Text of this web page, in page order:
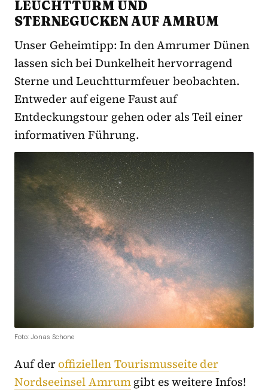
LEUCHTTÜRM UND
STERNEGUCKEN AUF AMRUM
Unser Geheimtipp: In den Amrumer Dünen
lassen sich bei Dunkelheit hervorragend
Sterne und Leuchtturmfeuer beobachten.
Entweder auf eigene Faust auf
Entdeckungstour gehen oder als Teil einer
informativen Führung.
Foto: Jonas Schone
Auf deroffiziellen Tourismusseite der
Nordseeinsel Amrumgibt es weitere Infos!